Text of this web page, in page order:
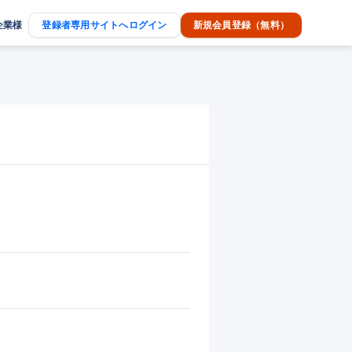
業様 登録者専用サイトへログイン 新規会員登録（無料）